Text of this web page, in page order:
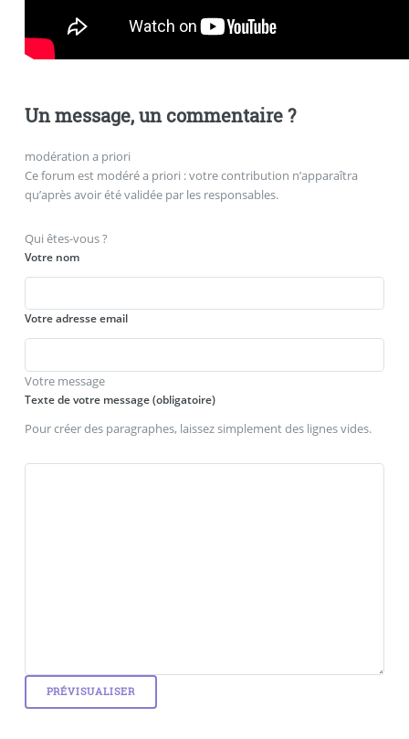
Un message, un commentaire ?
modération a priori
Ce forum est modéré a priori : votre contribution n’apparaîtra
qu’après avoir été validée par les responsables.
Qui êtes-vous ?
Votre nom
Votre adresse email
Votre message
Texte de votre message (obligatoire)
Pour créer des paragraphes, laissez simplement des lignes vides.